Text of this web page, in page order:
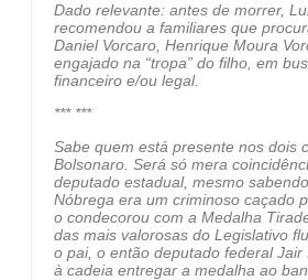
Dado relevante: antes de morrer,
recomendou a familiares que
Daniel Vorcaro, Henrique Moura
engajado na “tropa” do filho, em
financeiro e/ou legal.
*** ***
Sabe quem está presente nos dois
Bolsonaro. Será só mera
deputado estadual, mesmo
Nóbrega era um criminoso caçado
o condecorou com a Medalha
das mais valorosas do Legislativo
o pai, o então deputado federal Jair
à cadeia entregar a medalha ao